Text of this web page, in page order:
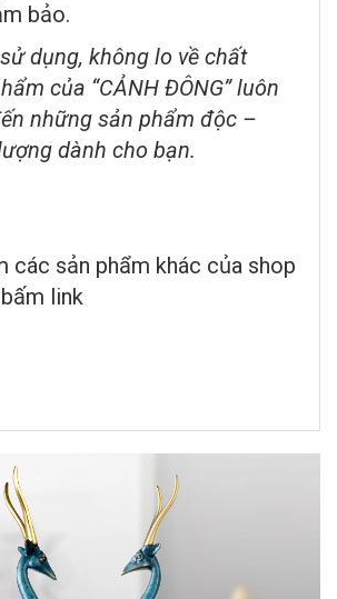
bảo.
dụng, không lo về chất
của “CẢNH ĐÔNG”luôn
những sản phẩm độc –
dành cho bạn.
các sản phẩm khác của shop
link